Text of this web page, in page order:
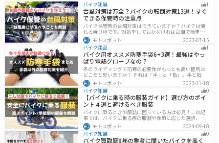
バイク知識 1
台風対策は万全？バイクの転倒対策13選！すぐ
できる保管時の注意点
バイク保管時の台風対策はできていますか？バイクは倒
れる乗り物です。対策をしておかなければ台風で簡単に
倒れてしまいます。大切な愛車に傷がつく前にしっかり
と対策しておきましょう。初心者でも簡単にできる台風
対策を紹介します。台風後にやるべきこともまとめてあ
るので、参考にしてください。
モトスポット
2023-07-15
バイク用品
1
バイク用オススメ防寒手袋6+3選！最強はやっ
ぱり電熱グローブなの？
冬のライディングで防寒の必要性がもっとも高い箇所は
どこだと思いますか？ それは「手」と「指」。手と指が
冷えてしまうと、防寒ジャケットをいくら着込んでも寒
さから逃れることはできません。そんな防寒の要となる
オススメ防寒手袋を紹介します。
モトスポット
2023-11-18
バイク知識
0
【バイクに乗る時の服装ガイド】選び方のポイ
ント４選と避けるべき服装
バイクに乗るときの服装に困っている方は必見！この記
事では、バイクに乗る際の服装や季節に応じた選択、避
けるべき服装について解説しています。実は、安全性だ
けでなく、快適性も重要視することが大切です。この記
事を読めば、最適なバイクウェアを選ぶヒントが得られ
ます。
モトスポット
2024-09-18
バイク知識
0
バイク買取歴8年の業者に聞いたバイクを高く